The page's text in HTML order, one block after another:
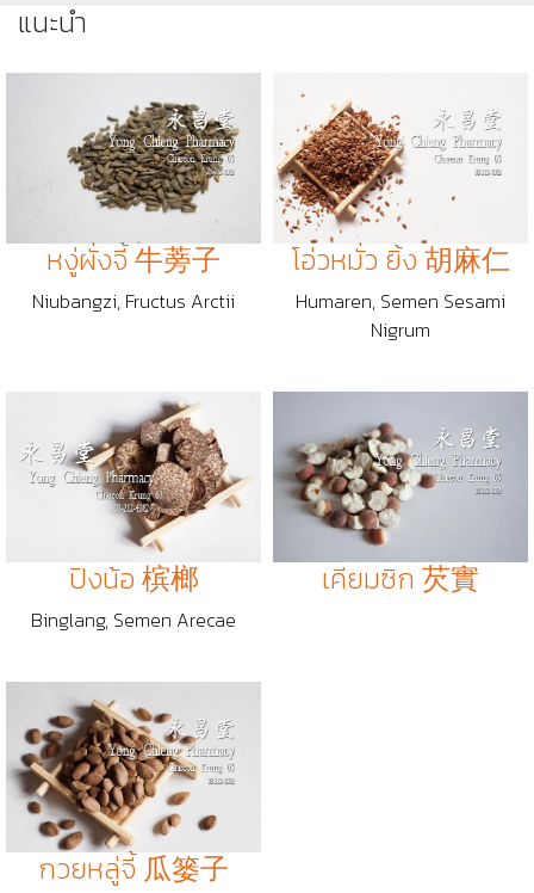
แนะนำ
หงู่ผั่งจี้ 牛蒡子
Niubangzi, Fructus Arctii
โอ่วหมั่ว ยิ้ง 胡麻仁
Humaren, Semen Sesami
Nigrum
ปิงน้อ 槟榔
Binglang, Semen Arecae
เคียมซิก 芡實
กวยหลู่จี้ 瓜篓子